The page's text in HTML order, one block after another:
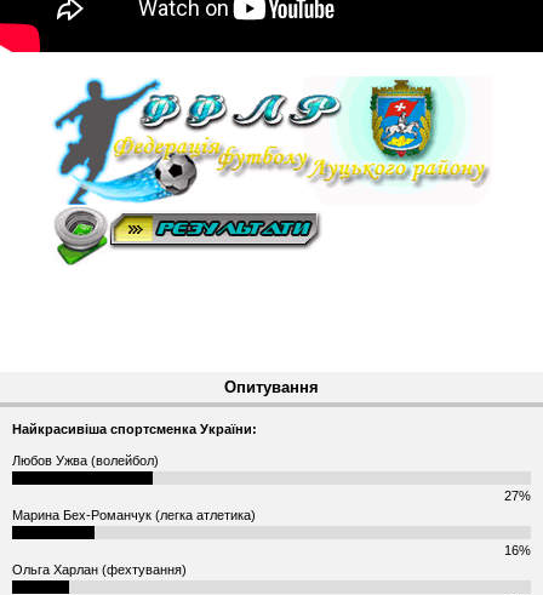
Опитування
Найкрасивіша спортсменка України:
Любов Ужва (волейбол)
27%
Марина Бех-Романчук (легка атлетика)
16%
Ольга Харлан (фехтування)